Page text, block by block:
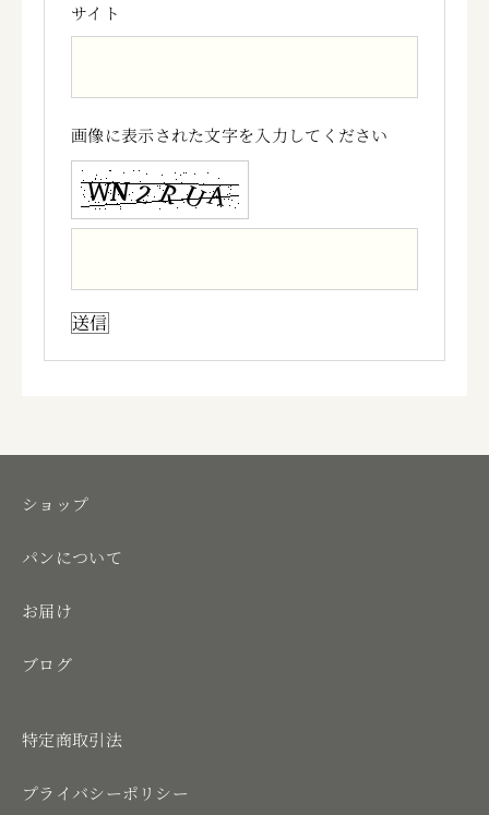
サイト
画像に表示された文字を入力してください
ショップ
パンについて
お届け
ブログ
特定商取引法
プライバシーポリシー